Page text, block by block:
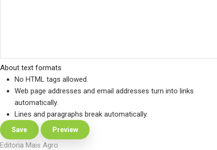
About text formats
No HTML tags allowed.
Web page addresses and email addresses turn into links
automatically.
Lines and paragraphs break automatically.
Editoria Mais Agro